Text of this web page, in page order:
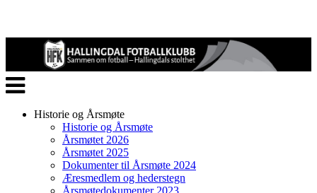
Veksle
navigasjon
Historie og Årsmøte
Historie og Årsmøte
Årsmøtet 2026
Årsmøtet 2025
Dokumenter til Årsmøte 2024
Æresmedlem og hederstegn
Årsmøtedokumenter 2023